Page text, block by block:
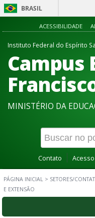
BRASIL
ACESSIBILIDADE
Instituto Federal do Espírito
Campus
MINISTÉRIO DA
Contato
PÁGINA INICIAL > SETORES/
E EXTENSÃO